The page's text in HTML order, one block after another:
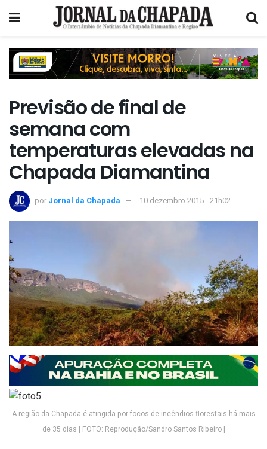
Previsão de final de
semana com
temperaturas elevadas na
Chapada Diamantina
por Jornal da Chapada 10 dezembro 2015 - 21h02
A região da Chapada é atingida por focos de incêndios florestais há mais
de 35 dias | FOTO: Reprodução/Sandro Santos Ribeiro |